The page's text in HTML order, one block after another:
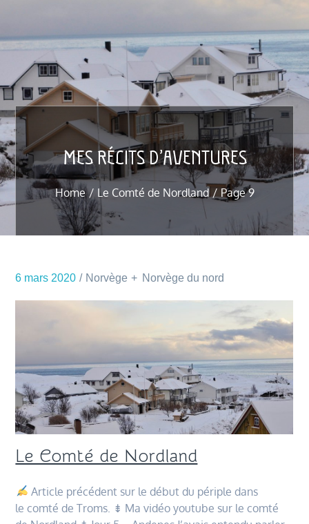
MES RÉCITS D’AVENTURES
Home Le Comté de Nordland Page 9
6 mars 2020 Norvège Norvège du nord
Le Comté de Nordland
Article précédent sur le début du périple dans
le comté de Troms. ⇟ Ma vidéo youtube sur le comté